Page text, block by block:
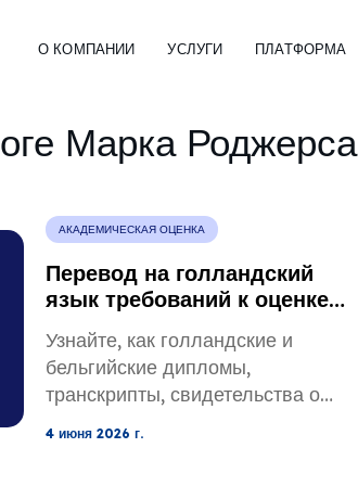
О КОМПАНИИ УСЛУГИ ПЛАТФОРМА
Марка Роджерса
АКАДЕМИЧЕСКАЯ ОЦЕНКА
Перевод на голландский
язык требований к оценке
квалификационных
документов в США
Узнайте, как голландские и
бельгийские дипломы,
транскрипты, свидетельства о
4 июня 2026 г.